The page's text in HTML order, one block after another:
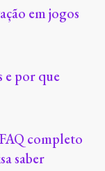
em jogos
e por que
completo
saber